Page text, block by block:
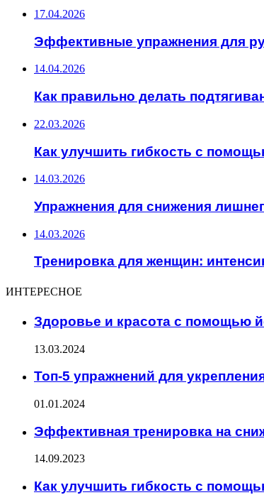
17.04.2026
Эффективные упражнения для
14.04.2026
Как правильно делать
22.03.2026
Как улучшить гибкость с
14.03.2026
Упражнения для снижения
14.03.2026
Тренировка для женщин:
ИНТЕРЕСНОЕ
Здоровье и красота с помощью
13.03.2024
Топ-5 упражнений для
01.01.2024
Эффективная тренировка на
14.09.2023
Как улучшить гибкость с